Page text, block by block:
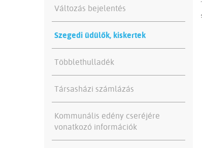
Változás bejelentés
Szegedi üdülők, kiskertek
Többlethulladék
Társasházi számlázás
Kommunális edény cseréjére
vonatkozó információk